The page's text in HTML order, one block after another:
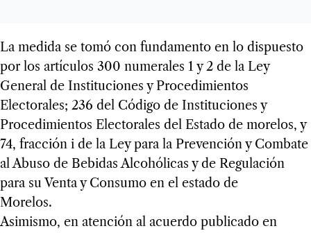
La medida se tomó con fundamento en lo dispuesto
por los artículos 300 numerales 1 y 2 de la Ley
General de Instituciones y Procedimientos
Electorales; 236 del Código de Instituciones y
Procedimientos Electorales del Estado de morelos, y
74, fracción i de la Ley para la Prevención y Combate
al Abuso de Bebidas Alcohólicas y de Regulación
para su Venta y Consumo en el estado de
Morelos.
Asimismo, en atención al acuerdo publicado en